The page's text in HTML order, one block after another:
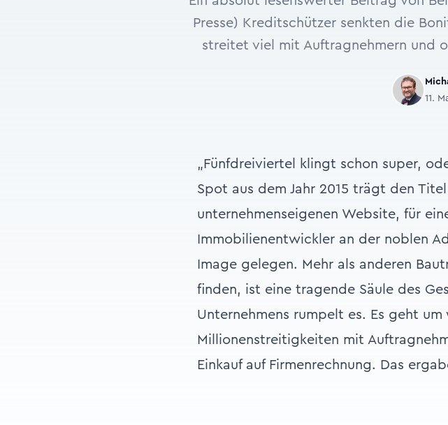
Presse) Kreditschützer senkten die
streitet viel mit Auftragnehmern und
11.
„Fünfdreiviertel klingt schon super,
Spot aus dem Jahr 2015 trägt den
unternehmenseigenen Website, für
Immobilienentwickler an der noblen
Image gelegen. Mehr als anderen
finden, ist eine tragende Säule des
Unternehmens rumpelt es. Es geht
Millionenstreitigkeiten mit
Einkauf auf Firmenrechnung. Das